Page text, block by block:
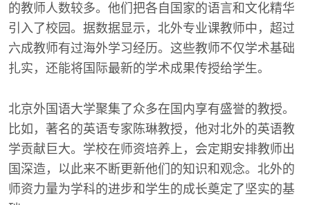
的教师人数较多。他们把各自国家的语言和文化精华
引入了校园。据数据显示，北外专业课教师中，超过
六成教师有过海外学习经历。这些教师不仅学术基础
扎实，还能将国际最新的学术成果传授给学生。
北京外国语大学聚集了众多在国内享有盛誉的教授。
比如，著名的英语专家陈琳教授，他对北外的英语教
学贡献巨大。学校在师资培养上，会定期安排教师出
国深造，以此来不断更新他们的知识和观念。北外的
师资力量为学科的进步和学生的成长奠定了坚实的基